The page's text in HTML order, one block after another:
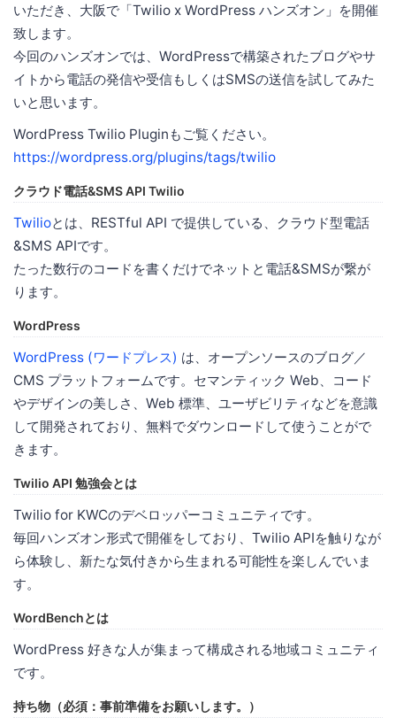
いただき、大阪で「Twilio x WordPress ハンズオン」を開催
致します。
今回のハンズオンでは、WordPressで構築されたブログやサ
イトから電話の発信や受信もしくはSMSの送信を試してみた
いと思います。
WordPress Twilio Pluginもご覧ください。
https://wordpress.org/plugins/tags/twilio
クラウド電話&SMS API Twilio
Twilioとは、RESTful API で提供している、クラウド型電話
&SMS APIです。
たった数行のコードを書くだけでネットと電話&SMSが繋が
ります。
WordPress
WordPress (ワードプレス) は、オープンソースのブログ／
CMS プラットフォームです。セマンティック Web、コード
やデザインの美しさ、Web 標準、ユーザビリティなどを意識
して開発されており、無料でダウンロードして使うことがで
きます。
Twilio API 勉強会とは
Twilio for KWCのデベロッパーコミュニティです。
毎回ハンズオン形式で開催をしており、Twilio APIを触りなが
ら体験し、新たな気付きから生まれる可能性を楽しんでいま
す。
WordBenchとは
WordPress 好きな人が集まって構成される地域コミュニティ
です。
持ち物（必須：事前準備をお願いします。）